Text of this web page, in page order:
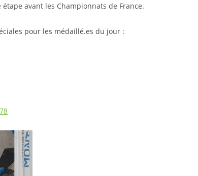
avant les Championnats de France.
pour les médaillé.es du jour :